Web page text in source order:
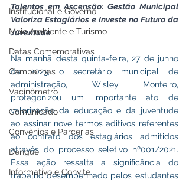
Institucional e Governo
Meio Ambiente e Turismo
Datas Comemorativas
Campanhas
Vacinômetro
Comunicado
Convênios e Parcerias
Dengue
Informativo e Convite
Talentos em Ascensão: Gestão Municipal
Valoriza Estagiários e Investe no Futuro da
Juventude
Na manhã desta quinta-feira, 27 de junho
de 2023, o secretário municipal de
administração, Wisley Monteiro,
protagonizou um importante ato de
valorização da educação e da juventude
ao assinar nove termos aditivos referentes
ao contrato dos estagiários admitidos
através do processo seletivo nº001/2021.
Essa ação ressalta a significância do
trabalho desempenhado pelos estudantes